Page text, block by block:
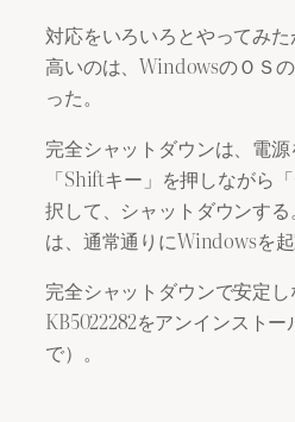
対応をいろいろとやってみ
高いのは、WindowsのＯＳ
った。
完全シャットダウンは、電源
「Shiftキー」を押しながら
択して、シャットダウンす
は、通常通りにWindowsを起
完全シャットダウンで安定し
KB5022282をアンインスト
で）。